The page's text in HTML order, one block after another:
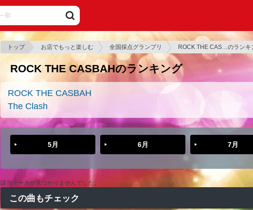
トップ お店でもっと楽しむ 全国採点グランプリ ROCK THE CAS…のランキ
ROCK THE CASBAHのランキング
ROCK THE CASBAH
The Clash
5月 6月 7月
該当データが見つかりませんでした。
この曲もチェック